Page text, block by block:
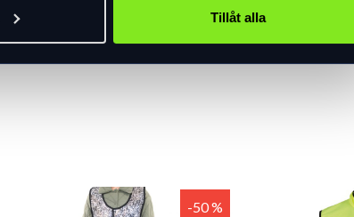
Tillåt alla
-50 %